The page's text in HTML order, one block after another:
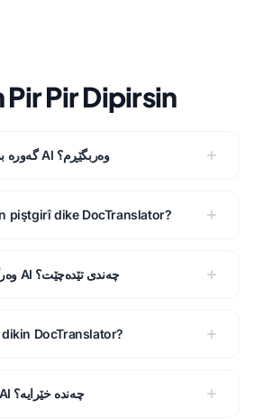
Pir Pir Dipirsin
ئایا دەتوانم فایلی PDF گەورە بە AI وەربگێڕم؟
piştgirî dike DocTranslator?
وەرگێڕانی بەڵگەنامەکان بە AI چەندی تێدەچێت؟
DocTranslator?
وەرگێڕانی بەڵگەنامەی AI چەندە خێرایە؟